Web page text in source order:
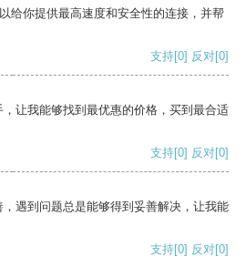
给你提供最高速度和安全性的连接，并帮
支持[0] 反对[0]
让我能够找到最优惠的价格，买到最合适
支持[0] 反对[0]
遇到问题总是能够得到妥善解决，让我能
支持[0] 反对[0]